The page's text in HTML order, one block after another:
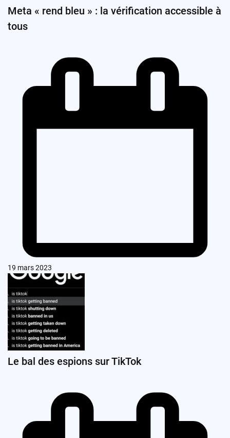
Meta « rend bleu » : la vérification accessible à
tous
19 mars 2023
Le bal des espions sur TikTok